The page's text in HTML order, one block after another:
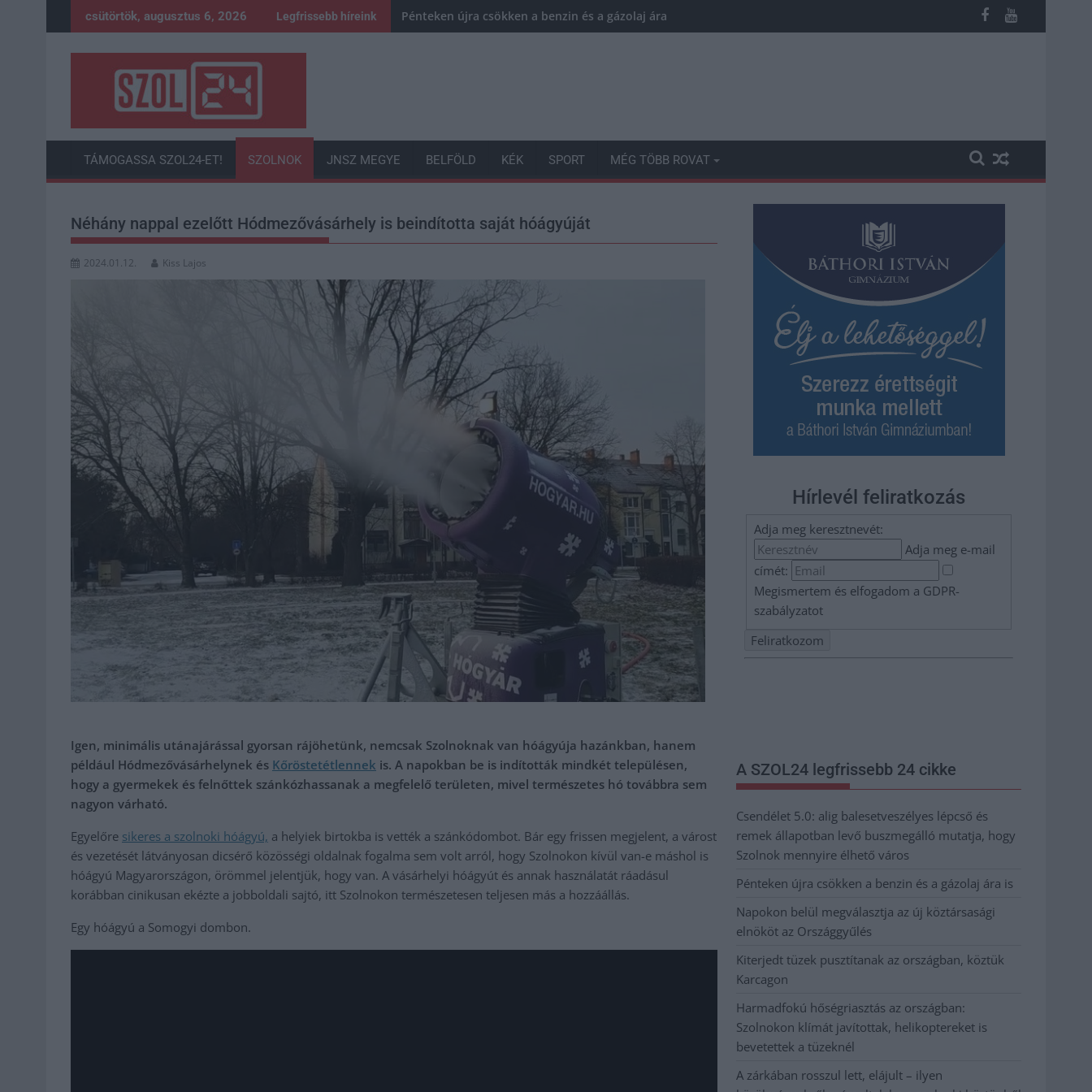
to
csütörtök, augusztus 6, 2026 Legfrissebb híreink Pénteken újra csökken a benzin és a gázolaj ára is
TÁMOGASSA SZOL24-ET! SZOLNOK JNSZ MEGYE BELFÖLD KÉK SPORT MÉG TÖBB ROVAT
Néhány nappal ezelőtt Hódmezővásárhely is beindította saját hóágyúját
2024.01.12. Kiss Lajos
Igen, minimális utánajárással gyorsan rájöhetünk, nemcsak Szolnoknak van hóágyúja hazánkban, hanem
például Hódmezővásárhelynek és Kőröstetétlennek is. A napokban be is indították mindkét településen,
hogy a gyermekek és felnőttek szánkózhassanak a megfelelő területen, mivel természetes hó továbbra sem
nagyon várható.
Egyelőre sikeres a szolnoki hóágyú, a helyiek birtokba is vették a szánkódombot. Bár egy frissen megjelent, a várost
és vezetését látványosan dicsérő közösségi oldalnak fogalma sem volt arról, hogy Szolnokon kívül van-e máshol is
hóágyú Magyarországon, örömmel jelentjük, hogy van. A vásárhelyi hóágyút és annak használatát ráadásul
korábban cinikusan ekézte a jobboldali sajtó, itt Szolnokon természetesen teljesen más a hozzáállás.
Egy hóágyú a Somogyi dombon.
Hírlevél feliratkozás
Adja meg keresztnevét:
Adja meg e-mail
címét:
Megismertem és elfogadom a GDPR-
szabályzatot
A SZOL24 legfrissebb 24 cikke
Csendélet 5.0: alig balesetveszélyes lépcső és
remek állapotban levő buszmegálló mutatja, hogy
Szolnok mennyire élhető város
Pénteken újra csökken a benzin és a gázolaj ára is
Napokon belül megválasztja az új köztársasági
elnököt az Országgyűlés
Kiterjedt tüzek pusztítanak az országban, köztük
Karcagon
Harmadfokú hőségriasztás az országban:
Szolnokon klímát javítottak, helikoptereket is
bevetettek a tüzeknél
A zárkában rosszul lett, elájult – ilyen